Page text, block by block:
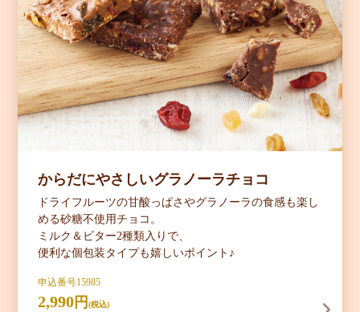
からだにやさしいグラノーラチョコ
ドライフルーツの甘酸っぱさやグラノーラの食感も楽し
める砂糖不使用チョコ。
ミルク＆ビター2種類入りで、
便利な個包装タイプも嬉しいポイント♪
申込番号15985
2,990円 (税込)